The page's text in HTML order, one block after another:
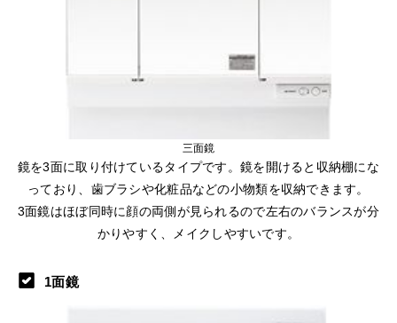
三面鏡
鏡を3面に取り付けているタイプです。鏡を開けると収納棚にな
っており、歯ブラシや化粧品などの小物類を収納できます。
3面鏡はほぼ同時に顔の両側が見られるので左右のバランスが分
かりやすく、メイクしやすいです。
1面鏡